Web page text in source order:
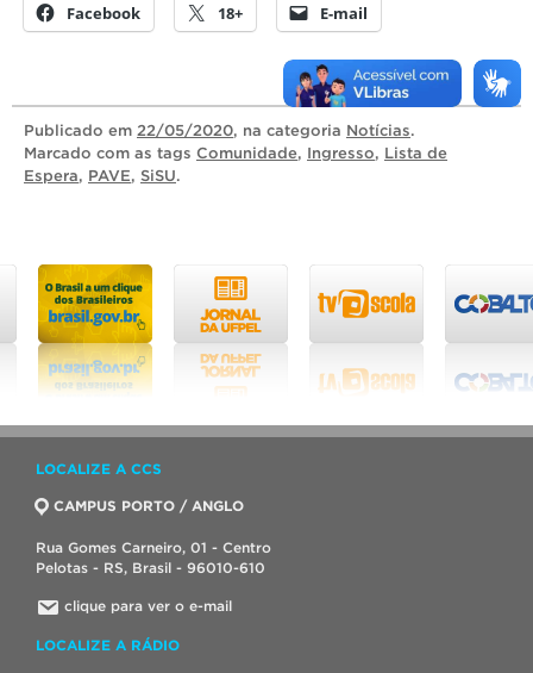
Facebook 18+ E-mail
Publicado em 22/05/2020, na categoria Notícias.
Marcado com as tags Comunidade, Ingresso, Lista de
Espera, PAVE, SiSU.
LOCALIZE A CCS
CAMPUS PORTO / ANGLO
Rua Gomes Carneiro, 01 - Centro
Pelotas - RS, Brasil - 96010-610
clique para ver o e-mail
LOCALIZE A RÁDIO